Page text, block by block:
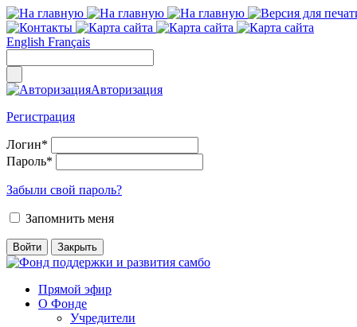
English Français
Авторизация
Регистрация
Логин*
Пароль*
Забыли свой пароль?
Запомнить меня
Прямой эфир
О Фонде
Учредители